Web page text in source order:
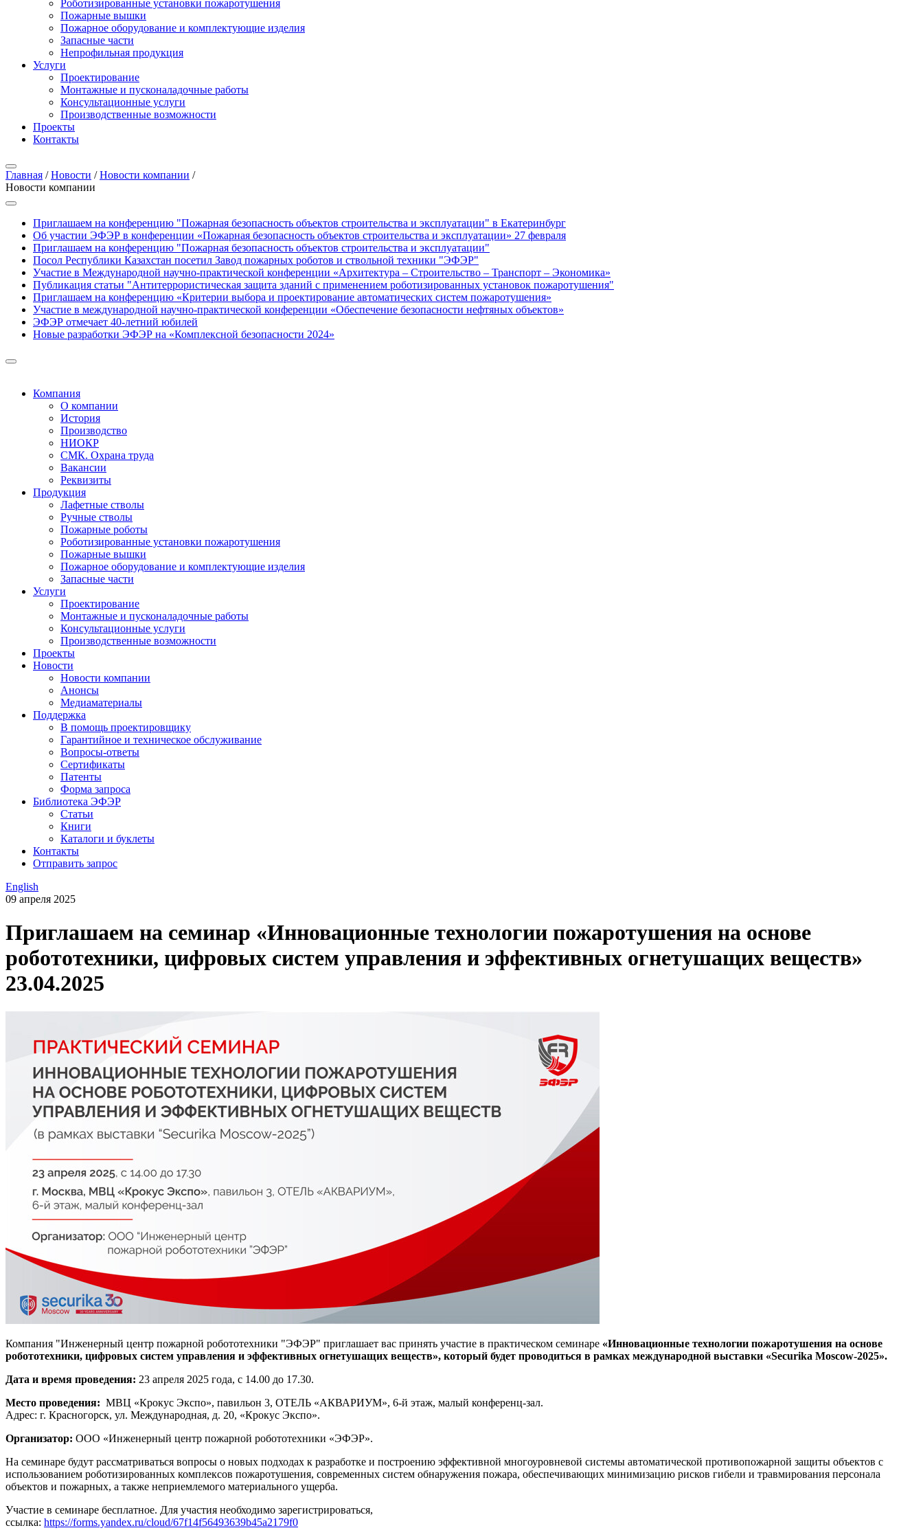
Роботизированные установки пожаротушения
Пожарные вышки
Пожарное оборудование и комплектующие изделия
Запасные части
Непрофильная продукция
Услуги
Проектирование
Монтажные и пусконаладочные работы
Консультационные услуги
Производственные возможности
Проекты
Контакты
Главная /Новости /Новости компании /
Новости компании
Приглашаем на конференцию "Пожарная безопасность объектов строительства и эксплуатации" в Екатеринбург
Об участии ЭФЭР в конференции «Пожарная безопасность объектов строительства и эксплуатации» 27 февраля
Приглашаем на конференцию "Пожарная безопасность объектов строительства и эксплуатации"
Посол Республики Казахстан посетил Завод пожарных роботов и ствольной техники "ЭФЭР"
Участие в Международной научно-практической конференции «Архитектура – Строительство – Транспорт – Экономика»
Публикация статьи "Антитеррористическая защита зданий с применением роботизированных установок пожаротушения"
Приглашаем на конференцию «Критерии выбора и проектирование автоматических систем пожаротушения»
Участие в международной научно-практической конференции «Обеспечение безопасности нефтяных объектов»
ЭФЭР отмечает 40-летний юбилей
Новые разработки ЭФЭР на «Комплексной безопасности 2024»
Компания
О компании
История
Производство
НИОКР
СМК. Охрана труда
Вакансии
Реквизиты
Продукция
Лафетные стволы
Ручные стволы
Пожарные роботы
Роботизированные установки пожаротушения
Пожарные вышки
Пожарное оборудование и комплектующие изделия
Запасные части
Услуги
Проектирование
Монтажные и пусконаладочные работы
Консультационные услуги
Производственные возможности
Проекты
Новости
Новости компании
Анонсы
Медиаматериалы
Поддержка
В помощь проектировщику
Гарантийное и техническое обслуживание
Вопросы-ответы
Сертификаты
Патенты
Форма запроса
Библиотека ЭФЭР
Статьи
Книги
Каталоги и буклеты
Контакты
Отправить запрос
English
09 апреля 2025
Приглашаем на семинар «Инновационные технологии пожаротушения на основе
робототехники, цифровых систем управления и эффективных огнетушащих веществ»
23.04.2025
Компания "Инженерный центр пожарной робототехники "ЭФЭР" приглашает вас принять участие в практическом семинаре «Инновационные технологии пожаротушения на основе
робототехники, цифровых систем управления и эффективных огнетушащих веществ», который будет проводиться в рамках международной выставки «Securika Moscow-2025».
Дата и время проведения: 23 апреля 2025 года, с 14.00 до 17.30.
Место проведения: МВЦ «Крокус Экспо», павильон 3, ОТЕЛЬ «АКВАРИУМ», 6-й этаж, малый конференц-зал.
Адрес: г. Красногорск, ул. Международная, д. 20, «Крокус Экспо».
Организатор: ООО «Инженерный центр пожарной робототехники «ЭФЭР».
На семинаре будут рассматриваться вопросы о новых подходах к разработке и построению эффективной многоуровневой системы автоматической противопожарной защиты объектов с
использованием роботизированных комплексов пожаротушения, современных систем обнаружения пожара, обеспечивающих минимизацию рисков гибели и травмирования персонала
объектов и пожарных, а также неприемлемого материального ущерба.
Участие в семинаре бесплатное. Для участия необходимо зарегистрироваться,
ссылка: https://forms.yandex.ru/cloud/67f14f56493639b45a2179f0